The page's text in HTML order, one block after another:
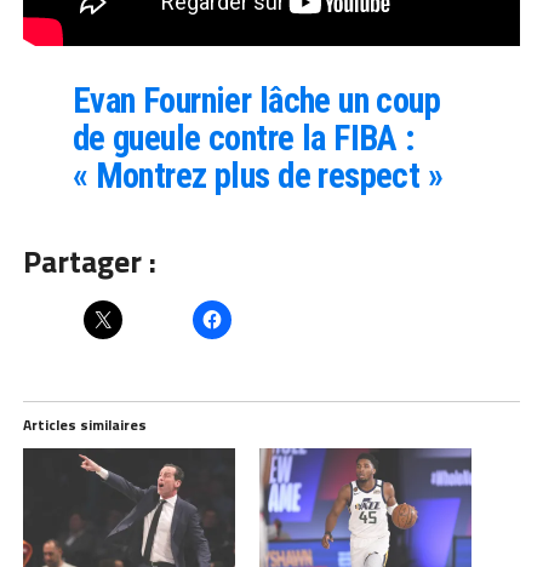
Evan Fournier lâche un coup
de gueule contre la FIBA :
« Montrez plus de respect »
Partager :
Articles similaires